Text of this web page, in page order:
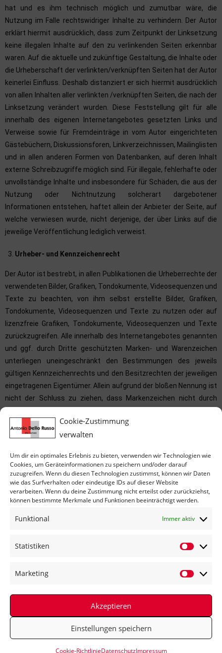
Cookie-Zustimmung
verwalten
Um dir ein optimales Erlebnis zu bieten, verwenden wir Technologien wie
Cookies, um Geräteinformationen zu speichern und/oder darauf
zuzugreifen. Wenn du diesen Technologien zustimmst, können wir Daten
wie das Surfverhalten oder eindeutige IDs auf dieser Website
verarbeiten. Wenn du deine Zustimmung nicht erteilst oder zurückziehst,
können bestimmte Merkmale und Funktionen beeinträchtigt werden.
Funktional Immer aktiv
Statistiken
Marketing
Akzeptieren
Einstellungen speichern
Cookie-RichtlinieDatenschutzImpressum
hat und es ihm technisch möglich und zumutbar wäre, die
Nutzung im Falle rechtswidriger Inhalte zu verhindern. Der Autor
erklärt hiermit ausdrücklich, dass zum Zeitpunkt der Linksetzung
keine illegalen Inhalte auf den zu verlinkenden Seiten erkennbar
waren. Auf die aktuelle und zukünftige Gestaltung, die Inhalte oder
die Urheberschaft der verlinkten/verknüpften Seiten hat der Autor
keinerlei Einfluss. Deshalb distanziert er sich hiermit ausdrücklich
von allen Inhalten aller verlinkten /verknüpften Seiten, die nach der
Linksetzung verändert wurden. Diese Feststellung gilt für alle
innerhalb des eigenen Internetangebotes gesetzten Links und
Verweise sowie für Fremdeinträge in vom Autor eingerichteten
Gästebüchern, Diskussionsforen, Linkverzeichnissen, Mailinglisten
und in allen anderen Formen von Datenbanken, auf deren Inhalt
externe Schreibzugriffe möglich sind. Für illegale, fehlerhafte oder
unvollständige Inhalte und insbesondere für Schäden, die aus der
Nutzung oder Nichtnutzung solcherart dargebotener
Informationen entstehen, haftet allein der Anbieter der Seite, auf
welche verwiesen wurde, nicht derjenige, der über Links auf die
jeweilige Veröffentlichung lediglich verweist.
Urheber- und Kennzeichenrecht
Der Autor ist bestrebt, in allen Publikationen die Urheberrechte der
verwendeten Bilder, Grafiken, Tondokumente, Videosequenzen und
Texte zu beachten, von ihm selbst erstellte Bilder, Grafiken,
Tondokumente, Videosequenzen und Texte zu nutzen oder auf
lizenzfreie Grafiken, Tondokumente, Videosequenzen und Texte
zurückzugreifen. Alle innerhalb des Internetangebotes genannten
und ggf. durch Dritte geschützten Marken- und Warenzeichen
unterliegen uneingeschränkt den Bestimmungen des jeweils
gültigen Kennzeichenrechts und den Besitzrechten der jeweiligen
eingetragenen Eigentümer. Allein aufgrund der bloßen Nennung ist
nicht der Schluss zu ziehen, dass Markenzeichen nicht durch
vom Autor selbst erstellte Objekte bleibt allein beim Autor der
Seiten. Eine Vervielfältigung oder Verwendung solcher Grafiken,
elektronischen oder gedruckten Publikationen ist ohne
ausdrückliche Zustimmung des Autors nicht gestattet.
Rechtswirksamkeit dieses Haftungsausschlusses
Dieser Haftungsausschluss ist als Teil des Internetangebotes zu
Rechtslage nicht, nicht mehr oder nicht vollständig entsprechen
und ihrer Gültigkeit davon unberührt.
Datenschutz
Cookie-Richtlinie (EU)